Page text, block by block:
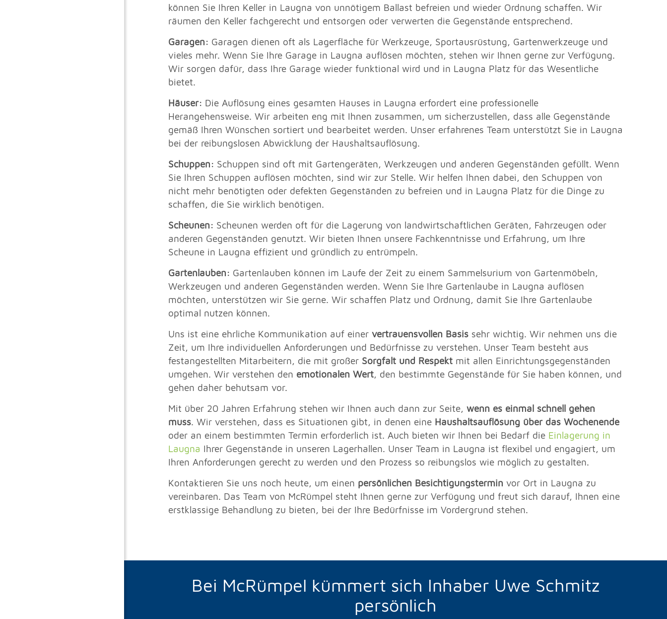
können Sie Ihren Keller in Laugna von unnötigem Ballast befreien und wieder Ordnung schaffen. Wir
räumen den Keller fachgerecht und entsorgen oder verwerten die Gegenstände entsprechend.
Garagen: Garagen dienen oft als Lagerfläche für Werkzeuge, Sportausrüstung, Gartenwerkzeuge und
vieles mehr. Wenn Sie Ihre Garage in Laugna auflösen möchten, stehen wir Ihnen gerne zur Verfügung.
Wir sorgen dafür, dass Ihre Garage wieder funktional wird und in Laugna Platz für das Wesentliche
bietet.
Häuser: Die Auflösung eines gesamten Hauses in Laugna erfordert eine professionelle
Herangehensweise. Wir arbeiten eng mit Ihnen zusammen, um sicherzustellen, dass alle Gegenstände
gemäß Ihren Wünschen sortiert und bearbeitet werden. Unser erfahrenes Team unterstützt Sie in Laugna
bei der reibungslosen Abwicklung der Haushaltsauflösung.
Schuppen: Schuppen sind oft mit Gartengeräten, Werkzeugen und anderen Gegenständen gefüllt. Wenn
Sie Ihren Schuppen auflösen möchten, sind wir zur Stelle. Wir helfen Ihnen dabei, den Schuppen von
nicht mehr benötigten oder defekten Gegenständen zu befreien und in Laugna Platz für die Dinge zu
schaffen, die Sie wirklich benötigen.
Scheunen: Scheunen werden oft für die Lagerung von landwirtschaftlichen Geräten, Fahrzeugen oder
anderen Gegenständen genutzt. Wir bieten Ihnen unsere Fachkenntnisse und Erfahrung, um Ihre
Scheune in Laugna effizient und gründlich zu entrümpeln.
Gartenlauben: Gartenlauben können im Laufe der Zeit zu einem Sammelsurium von Gartenmöbeln,
Werkzeugen und anderen Gegenständen werden. Wenn Sie Ihre Gartenlaube in Laugna auflösen
möchten, unterstützen wir Sie gerne. Wir schaffen Platz und Ordnung, damit Sie Ihre Gartenlaube
optimal nutzen können.
Uns ist eine ehrliche Kommunikation auf einer vertrauensvollen Basis sehr wichtig. Wir nehmen uns die
Zeit, um Ihre individuellen Anforderungen und Bedürfnisse zu verstehen. Unser Team besteht aus
festangestellten Mitarbeitern, die mit großer Sorgfalt und Respekt mit allen Einrichtungsgegenständen
umgehen. Wir verstehen den emotionalen Wert, den bestimmte Gegenstände für Sie haben können, und
gehen daher behutsam vor.
Mit über 20 Jahren Erfahrung stehen wir Ihnen auch dann zur Seite, wenn es einmal schnell gehen
muss. Wir verstehen, dass es Situationen gibt, in denen eine Haushaltsauflösung über das Wochenende
oder an einem bestimmten Termin erforderlich ist. Auch bieten wir Ihnen bei Bedarf die Einlagerung in
Laugna Ihrer Gegenstände in unseren Lagerhallen. Unser Team in Laugna ist flexibel und engagiert, um
Ihren Anforderungen gerecht zu werden und den Prozess so reibungslos wie möglich zu gestalten.
Kontaktieren Sie uns noch heute, um einen persönlichen Besichtigungstermin vor Ort in Laugna zu
vereinbaren. Das Team von McRümpel steht Ihnen gerne zur Verfügung und freut sich darauf, Ihnen eine
erstklassige Behandlung zu bieten, bei der Ihre Bedürfnisse im Vordergrund stehen.
Bei McRümpel kümmert sich Inhaber Uwe Schmitz
persönlich